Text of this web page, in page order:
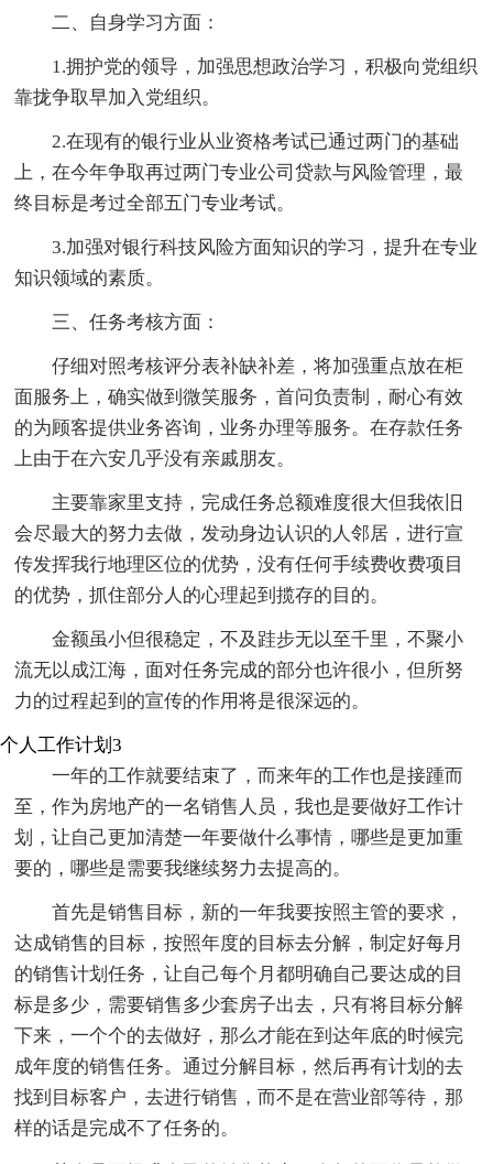
二、自身学习方面：
1.拥护党的领导，加强思想政治学习，积极向党组织
靠拢争取早加入党组织。
2.在现有的银行业从业资格考试已通过两门的基础
上，在今年争取再过两门专业公司贷款与风险管理，最
终目标是考过全部五门专业考试。
3.加强对银行科技风险方面知识的学习，提升在专业
知识领域的素质。
三、任务考核方面：
仔细对照考核评分表补缺补差，将加强重点放在柜
面服务上，确实做到微笑服务，首问负责制，耐心有效
的为顾客提供业务咨询，业务办理等服务。在存款任务
上由于在六安几乎没有亲戚朋友。
主要靠家里支持，完成任务总额难度很大但我依旧
会尽最大的努力去做，发动身边认识的人邻居，进行宣
传发挥我行地理区位的优势，没有任何手续费收费项目
的优势，抓住部分人的心理起到揽存的目的。
金额虽小但很稳定，不及跬步无以至千里，不聚小
流无以成江海，面对任务完成的部分也许很小，但所努
力的过程起到的宣传的作用将是很深远的。
个人工作计划3
一年的工作就要结束了，而来年的工作也是接踵而
至，作为房地产的一名销售人员，我也是要做好工作计
划，让自己更加清楚一年要做什么事情，哪些是更加重
要的，哪些是需要我继续努力去提高的。
首先是销售目标，新的一年我要按照主管的要求，
达成销售的目标，按照年度的目标去分解，制定好每月
的销售计划任务，让自己每个月都明确自己要达成的目
标是多少，需要销售多少套房子出去，只有将目标分解
下来，一个个的去做好，那么才能在到达年底的时候完
成年度的销售任务。通过分解目标，然后再有计划的去
找到目标客户，去进行销售，而不是在营业部等待，那
样的话是完成不了任务的。